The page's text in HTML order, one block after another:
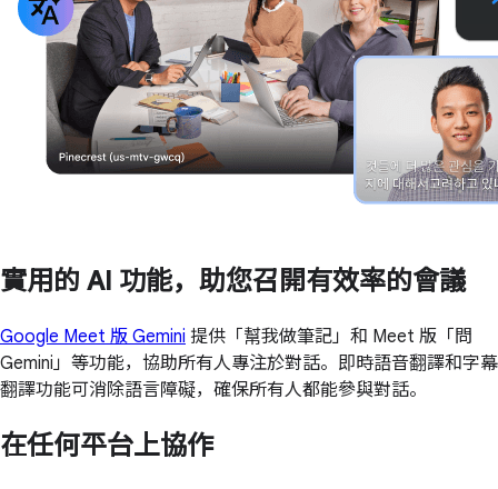
實用的 AI 功能，助您召開有效率的會議
Google Meet 版 Gemini 提供「幫我做筆記」和 Meet 版「問
Gemini」等功能，協助所有人專注於對話。即時語音翻譯和字幕
翻譯功能可消除語言障礙，確保所有人都能參與對話。
在任何平台上協作